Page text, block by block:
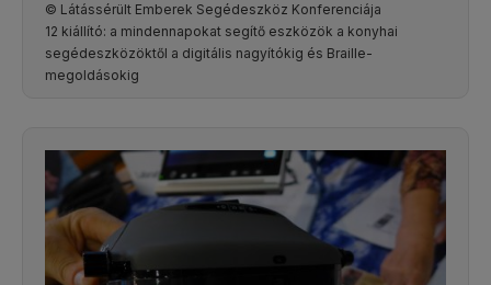
© Látássérült Emberek Segédeszköz Konferenciája
12 kiállító: a mindennapokat segítő eszközök a konyhai
segédeszközöktől a digitális nagyítókig és Braille-
megoldásokig